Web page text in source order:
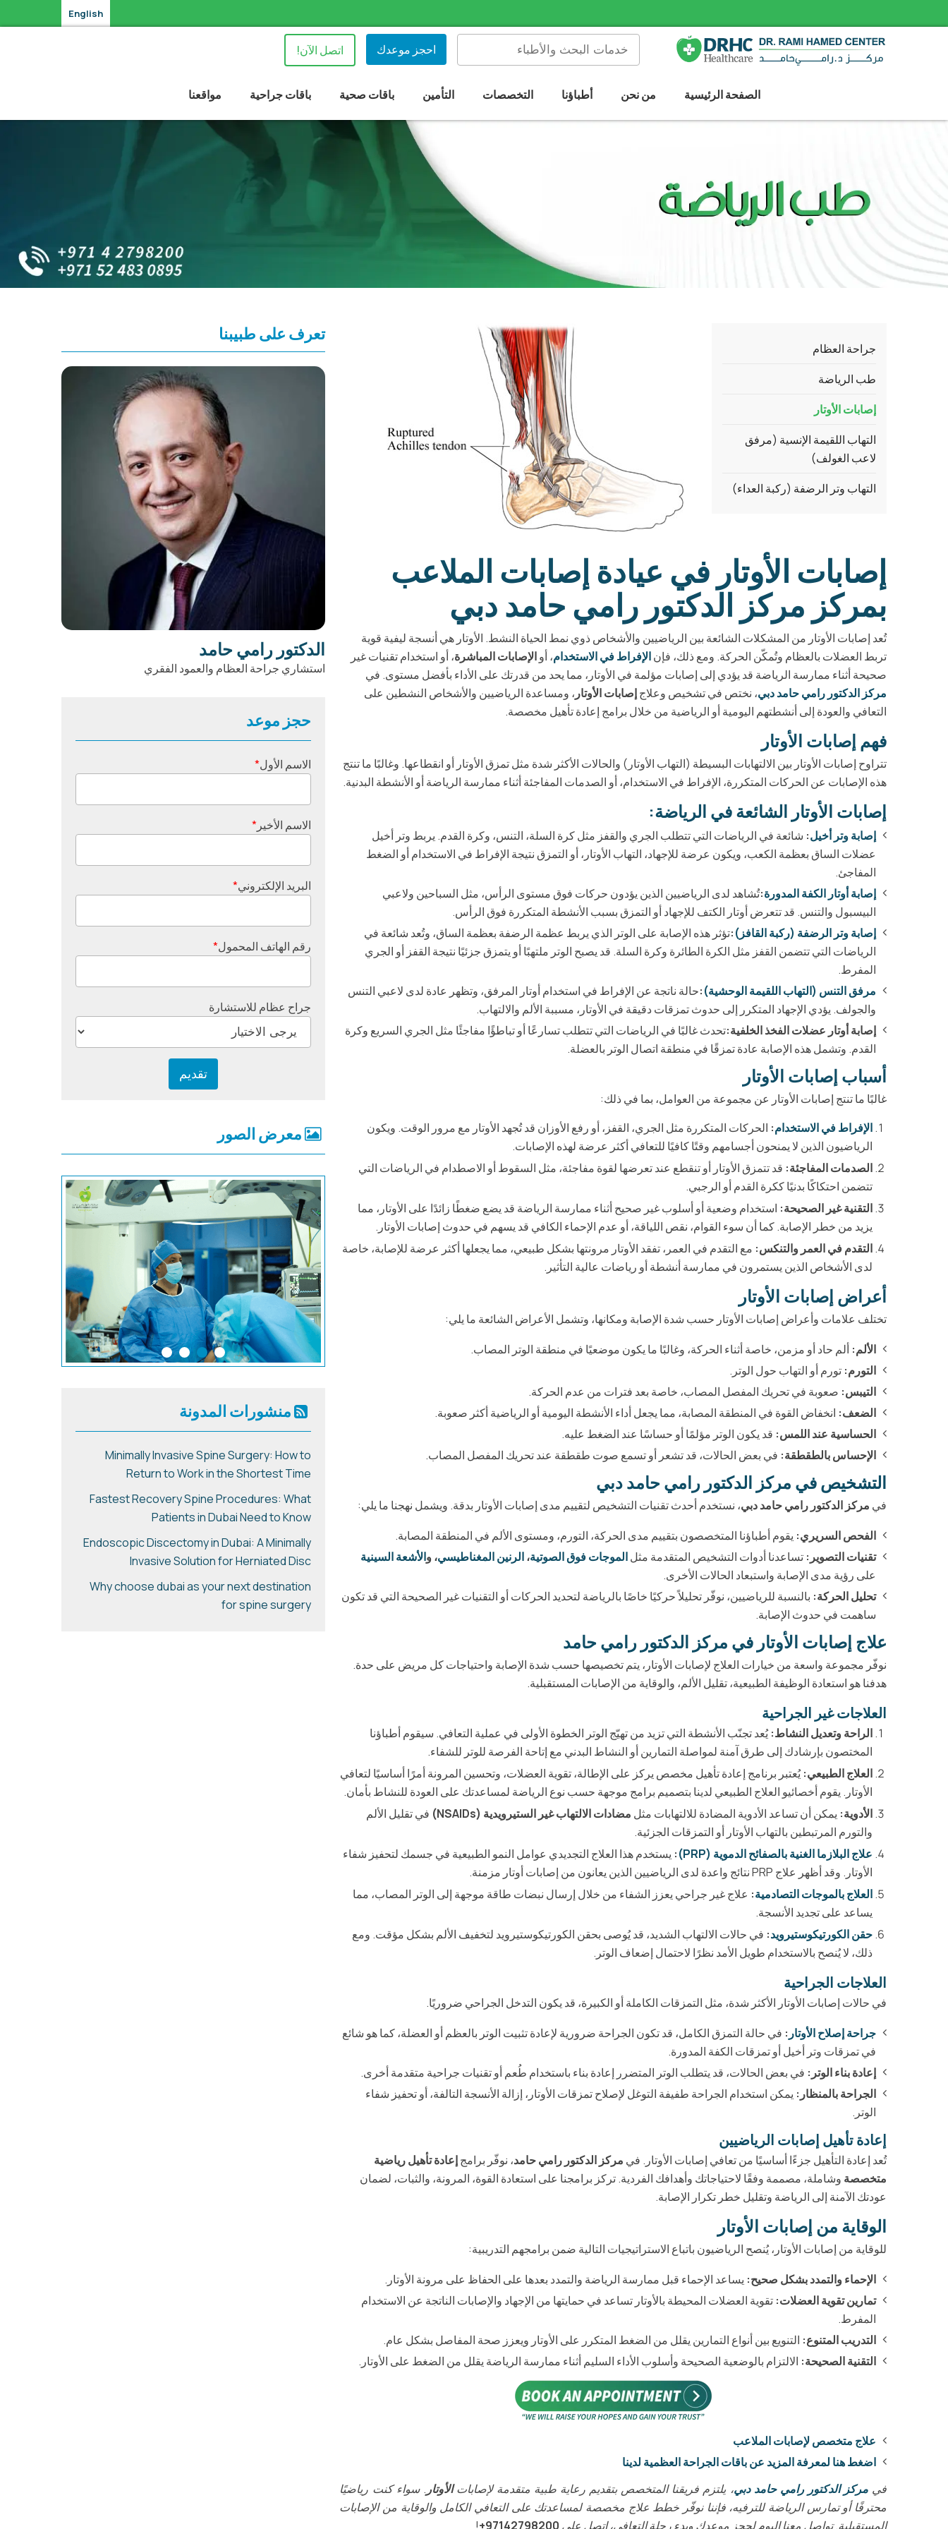
English
احجز موعدك اتصل الآن!
الصفحة الرئيسية من نحن أطباؤنا التخصصات التأمين باقات صحية باقات جراحية مواقعنا
جراحة العظام
طب الرياضة
إصابات الأوتار
التهاب اللقيمة الإنسية (مرفق
لاعب الغولف)
التهاب وتر الرضفة (ركبة العداء)
إصابات الأوتار في عيادة إصابات الملاعب
بمركز مركز الدكتور رامي حامد دبي
تُعد إصابات الأوتار من المشكلات الشائعة بين الرياضيين والأشخاص ذوي نمط الحياة النشط. الأوتار هي أنسجة ليفية قوية
تربط العضلات بالعظام وتُمكّن الحركة. ومع ذلك، فإنالإفراط في الاستخدام، أوالإصابات المباشرة، أو استخدام تقنيات غير
صحيحة أثناء ممارسة الرياضة قد يؤدي إلى إصابات مؤلمة في الأوتار، مما يحد من قدرتك على الأداء بأفضل مستوى. في
مركز الدكتور رامي حامد دبي، نختص في تشخيص وعلاجإصابات الأوتار ، ومساعدة الرياضيين والأشخاص النشطين على
التعافي والعودة إلى أنشطتهم اليومية أو الرياضية من خلال برامج إعادة تأهيل مخصصة.
فهم إصابات الأوتار
تتراوح إصابات الأوتار بين الالتهابات البسيطة (التهاب الأوتار) والحالات الأكثر شدة مثل تمزق الأوتار أو انقطاعها. وغالبًا ما تنتج
هذه الإصابات عن الحركات المتكررة، الإفراط في الاستخدام، أو الصدمات المفاجئة أثناء ممارسة الرياضة أو الأنشطة البدنية.
إصابات الأوتار الشائعة في الرياضة:
إصابة وتر أخيل: شائعة في الرياضات التي تتطلب الجري والقفز مثل كرة السلة، التنس، وكرة القدم. يربط وتر أخيل
عضلات الساق بعظمة الكعب، ويكون عرضة للإجهاد، التهاب الأوتار، أو التمزق نتيجة الإفراط في الاستخدام أو الضغط
المفاجئ.
إصابة أوتار الكفة المدورة:تُشاهد لدى الرياضيين الذين يؤدون حركات فوق مستوى الرأس، مثل السباحين ولاعبي
البيسبول والتنس. قد تتعرض أوتار الكتف للإجهاد أو التمزق بسبب الأنشطة المتكررة فوق الرأس.
إصابة وتر الرضفة (ركبة القافز):تؤثر هذه الإصابة على الوتر الذي يربط عظمة الرضفة بعظمة الساق، وتُعد شائعة في
الرياضات التي تتضمن القفز مثل الكرة الطائرة وكرة السلة. قد يصبح الوتر ملتهبًا أو يتمزق جزئيًا نتيجة القفز أو الجري
المفرط.
مرفق التنس (التهاب اللقيمة الوحشية):حالة ناتجة عن الإفراط في استخدام أوتار المرفق، وتظهر عادة لدى لاعبي التنس
والجولف. يؤدي الإجهاد المتكرر إلى حدوث تمزقات دقيقة في الأوتار، مسببة الألم والالتهاب.
إصابة أوتار عضلات الفخذ الخلفية:تحدث غالبًا في الرياضات التي تتطلب تسارعًا أو تباطؤًا مفاجئًا مثل الجري السريع وكرة
القدم. وتشمل هذه الإصابة عادة تمزقًا في منطقة اتصال الوتر بالعضلة.
أسباب إصابات الأوتار
غالبًا ما تنتج إصابات الأوتار عن مجموعة من العوامل، بما في ذلك:
الإفراط في الاستخدام: الحركات المتكررة مثل الجري، القفز، أو رفع الأوزان قد تُجهد الأوتار مع مرور الوقت. ويكون
الرياضيون الذين لا يمنحون أجسامهم وقتًا كافيًا للتعافي أكثر عرضة لهذه الإصابات.
الصدمات المفاجئة: قد تتمزق الأوتار أو تنقطع عند تعرضها لقوة مفاجئة، مثل السقوط أو الاصطدام في الرياضات التي
تتضمن احتكاكًا بدنيًا ككرة القدم أو الرجبي.
التقنية غير الصحيحة: استخدام وضعية أو أسلوب غير صحيح أثناء ممارسة الرياضة قد يضع ضغطًا زائدًا على الأوتار، مما
يزيد من خطر الإصابة. كما أن سوء القوام، نقص اللياقة، أو عدم الإحماء الكافي قد يسهم في حدوث إصابات الأوتار.
التقدم في العمر والتنكس: مع التقدم في العمر، تفقد الأوتار مرونتها بشكل طبيعي، مما يجعلها أكثر عرضة للإصابة، خاصة
لدى الأشخاص الذين يستمرون في ممارسة أنشطة أو رياضات عالية التأثير.
أعراض إصابات الأوتار
تختلف علامات وأعراض إصابات الأوتار حسب شدة الإصابة ومكانها، وتشمل الأعراض الشائعة ما يلي:
الألم: ألم حاد أو مزمن، خاصة أثناء الحركة، وغالبًا ما يكون موضعيًا في منطقة الوتر المصاب.
التورم: تورم أو التهاب حول الوتر.
التيبس: صعوبة في تحريك المفصل المصاب، خاصة بعد فترات من عدم الحركة.
الضعف: انخفاض القوة في المنطقة المصابة، مما يجعل أداء الأنشطة اليومية أو الرياضية أكثر صعوبة.
الحساسية عند اللمس: قد يكون الوتر مؤلمًا أو حساسًا عند الضغط عليه.
الإحساس بالطقطقة: في بعض الحالات، قد تشعر أو تسمع صوت طقطقة عند تحريك المفصل المصاب.
التشخيص في مركز الدكتور رامي حامد دبي
في مركز الدكتور رامي حامد دبي، نستخدم أحدث تقنيات التشخيص لتقييم مدى إصابات الأوتار بدقة. ويشمل نهجنا ما يلي:
الفحص السريري: يقوم أطباؤنا المتخصصون بتقييم مدى الحركة، التورم، ومستوى الألم في المنطقة المصابة.
تقنيات التصوير: تساعدنا أدوات التشخيص المتقدمة مثلالموجات فوق الصوتية،الرنين المغناطيسي، والأشعة السينية
على رؤية مدى الإصابة واستبعاد الحالات الأخرى.
تحليل الحركة: بالنسبة للرياضيين، نوفّر تحليلاً حركيًا خاصًا بالرياضة لتحديد الحركات أو التقنيات غير الصحيحة التي قد تكون
ساهمت في حدوث الإصابة.
علاج إصابات الأوتار في مركز الدكتور رامي حامد
نوفّر مجموعة واسعة من خيارات العلاج لإصابات الأوتار، يتم تخصيصها حسب شدة الإصابة واحتياجات كل مريض على حدة.
هدفنا هو استعادة الوظيفة الطبيعية، تقليل الألم، والوقاية من الإصابات المستقبلية.
العلاجات غير الجراحية
الراحة وتعديل النشاط:يُعد تجنّب الأنشطة التي تزيد من تهيّج الوتر الخطوة الأولى في عملية التعافي. سيقوم أطباؤنا
المختصون بإرشادك إلى طرق آمنة لمواصلة التمارين أو النشاط البدني مع إتاحة الفرصة للوتر للشفاء.
العلاج الطبيعي:يُعتبر برنامج إعادة تأهيل مخصص يركز على الإطالة، تقوية العضلات، وتحسين المرونة أمرًا أساسيًا لتعافي
الأوتار. يقوم أخصائيو العلاج الطبيعي لدينا بتصميم برامج موجهة حسب نوع الرياضة لمساعدتك على العودة للنشاط بأمان.
الأدوية: يمكن أن تساعد الأدوية المضادة للالتهابات مثل مضادات الالتهاب غير الستيرويدية (NSAIDs)
في تقليل الألم
والتورم المرتبطين بالتهاب الأوتار أو التمزقات الجزئية.
علاج البلازما الغنية بالصفائح الدموية (PRP)
: يستخدم هذا العلاج التجديدي عوامل النمو الطبيعية في جسمك لتحفيز شفاء
الأوتار. وقد أظهر علاج PRP نتائج واعدة لدى الرياضيين الذين يعانون من إصابات أوتار مزمنة.
العلاج بالموجات التصادمية: علاج غير جراحي يعزز الشفاء من خلال إرسال نبضات طاقة موجهة إلى الوتر المصاب، مما
يساعد على تجديد الأنسجة.
حقن الكورتيكوستيرويد: في حالات الالتهاب الشديد، قد يُوصى بحقن الكورتيكوستيرويد لتخفيف الألم بشكل مؤقت. ومع
ذلك، لا يُنصح بالاستخدام طويل الأمد نظرًا لاحتمال إضعاف الوتر.
العلاجات الجراحية
في حالات إصابات الأوتار الأكثر شدة، مثل التمزقات الكاملة أو الكبيرة، قد يكون التدخل الجراحي ضروريًا.
جراحة إصلاح الأوتار : في حالة التمزق الكامل، قد تكون الجراحة ضرورية لإعادة تثبيت الوتر بالعظم أو العضلة، كما هو شائع
في تمزقات وتر أخيل أو تمزقات الكفة المدورة.
إعادة بناء الوتر: في بعض الحالات، قد يتطلب الوتر المتضرر إعادة بناء باستخدام طُعم أو تقنيات جراحية متقدمة أخرى.
الجراحة بالمنظار: يمكن استخدام الجراحة طفيفة التوغل لإصلاح تمزقات الأوتار، إزالة الأنسجة التالفة، أو تحفيز شفاء
الوتر.
إعادة تأهيل إصابات الرياضيين
تُعد إعادة التأهيل جزءًا أساسيًا من تعافي إصابات الأوتار. في مركز الدكتور رامي حامد، نوفّر برامجإعادة تأهيل رياضية
متخصصة وشاملة، مصممة وفقًا لاحتياجاتك وأهدافك الفردية. تركز برامجنا على استعادة القوة، المرونة، والثبات، لضمان
عودتك الآمنة إلى الرياضة وتقليل خطر تكرار الإصابة.
الوقاية من إصابات الأوتار
للوقاية من إصابات الأوتار، يُنصح الرياضيون باتباع الاستراتيجيات التالية ضمن برامجهم التدريبية:
الإحماء والتمدد بشكل صحيح: يساعد الإحماء قبل ممارسة الرياضة والتمدد بعدها على الحفاظ على مرونة الأوتار.
تمارين تقوية العضلات: تقوية العضلات المحيطة بالأوتار تساعد في حمايتها من الإجهاد والإصابات الناتجة عن الاستخدام
المفرط.
التدريب المتنوع: التنويع بين أنواع التمارين يقلل من الضغط المتكرر على الأوتار ويعزز صحة المفاصل بشكل عام.
التقنية الصحيحة: الالتزام بالوضعية الصحيحة وأسلوب الأداء السليم أثناء ممارسة الرياضة يقلل من الضغط على الأوتار.
علاج متخصص لإصابات الملاعب
اضغط هنا لمعرفة المزيد عن باقات الجراحة العظمية لدينا
فيمركز الدكتور رامي حامد دبي، يلتزم فريقنا المتخصص بتقديم رعاية طبية متقدمة لإصاباتالأوتار . سواء كنت رياضيًا
محترفًا أو تمارس الرياضة للترفيه، فإننا نوفّر خطط علاج مخصصة لمساعدتك على التعافي الكامل والوقاية من الإصابات
المستقبلية. تواصل معنا اليوم لحجز موعدك وبدء رحلة التعافي، اتصل على
!
تعرف على طبيبنا
الدكتور رامي حامد
استشاري جراحة العظام والعمود الفقري
حجز موعد
الاسم الأول*
الاسم الأخير *
البريد الإلكتروني*
رقم الهاتف المحمول*
جراح عظام للاستشارة
معرض الصور
منشورات المدونة
Minimally Invasive Spine Surgery: How to
Return to Work in the Shortest Time
Fastest Recovery Spine Procedures: What
Patients in Dubai Need to Know
Endoscopic Discectomy in Dubai: A Minimally
Invasive Solution for Herniated Disc
Why choose dubai as your next destination
for spine surgery